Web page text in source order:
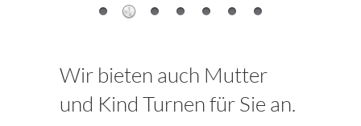
Wir bieten auch Mutter
und Kind Turnen für Sie an.